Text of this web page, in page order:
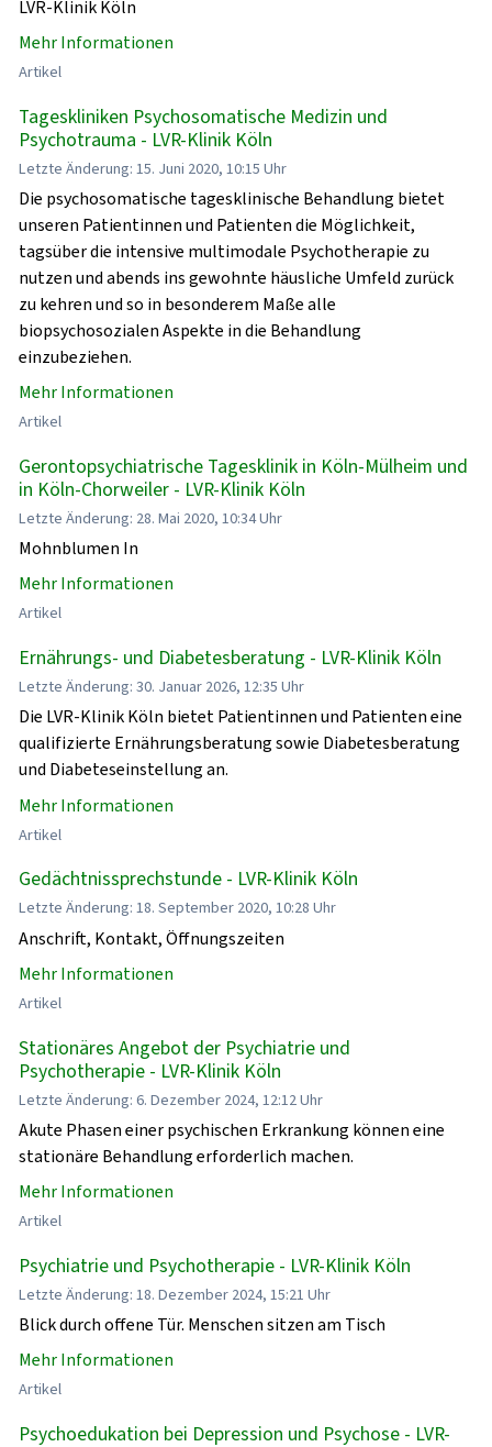
LVR-Klinik Köln
Mehr Informationen
Artikel
Tageskliniken Psychosomatische Medizin und
Psychotrauma - LVR-Klinik Köln
Letzte Änderung: 15. Juni 2020, 10:15 Uhr
Die psychosomatische tagesklinische Behandlung bietet
unseren Patientinnen und Patienten die Möglichkeit,
tagsüber die intensive multimodale Psychotherapie zu
nutzen und abends ins gewohnte häusliche Umfeld zurück
zu kehren und so in besonderem Maße alle
biopsychosozialen Aspekte in die Behandlung
einzubeziehen.
Mehr Informationen
Artikel
Gerontopsychiatrische Tagesklinik in Köln-Mülheim und
in Köln-Chorweiler - LVR-Klinik Köln
Letzte Änderung: 28. Mai 2020, 10:34 Uhr
Mohnblumen In
Mehr Informationen
Artikel
Ernährungs- und Diabetesberatung - LVR-Klinik Köln
Letzte Änderung: 30. Januar 2026, 12:35 Uhr
Die LVR-Klinik Köln bietet Patientinnen und Patienten eine
qualifizierte Ernährungsberatung sowie Diabetesberatung
und Diabeteseinstellung an.
Mehr Informationen
Artikel
Gedächtnissprechstunde - LVR-Klinik Köln
Letzte Änderung: 18. September 2020, 10:28 Uhr
Anschrift, Kontakt, Öffnungszeiten
Mehr Informationen
Artikel
Stationäres Angebot der Psychiatrie und
Psychotherapie - LVR-Klinik Köln
Letzte Änderung: 6. Dezember 2024, 12:12 Uhr
Akute Phasen einer psychischen Erkrankung können eine
stationäre Behandlung erforderlich machen.
Mehr Informationen
Artikel
Psychiatrie und Psychotherapie - LVR-Klinik Köln
Letzte Änderung: 18. Dezember 2024, 15:21 Uhr
Blick durch offene Tür. Menschen sitzen am Tisch
Mehr Informationen
Artikel
Psychoedukation bei Depression und Psychose - LVR-